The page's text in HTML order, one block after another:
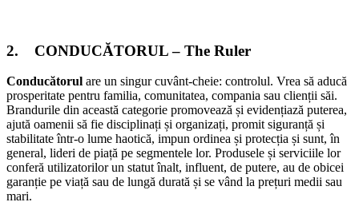
2. CONDUCĂTORUL – The Ruler
Conducătorul are un singur cuvânt-cheie: controlul. Vrea să aducă
prosperitate pentru familia, comunitatea, compania sau clienții săi.
Brandurile din această categorie promovează și evidențiază puterea,
ajută oamenii să fie disciplinați și organizați, promit siguranță și
stabilitate într-o lume haotică, impun ordinea și protecția și sunt, în
general, lideri de piață pe segmentele lor. Produsele și serviciile lor
conferă utilizatorilor un statut înalt, influent, de putere, au de obicei
garanție pe viață sau de lungă durată și se vând la prețuri medii sau
mari.